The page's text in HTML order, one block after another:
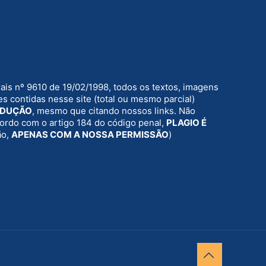
nº 9610 de 19/02/1998, todos os textos, imagens
contidas nesse site (total ou mesmo parcial)
, mesmo que citando nossos links. Não
com o artigo 184 do código penal, PLAGIO É
APENAS COM A NOSSA PERMISSÃO)